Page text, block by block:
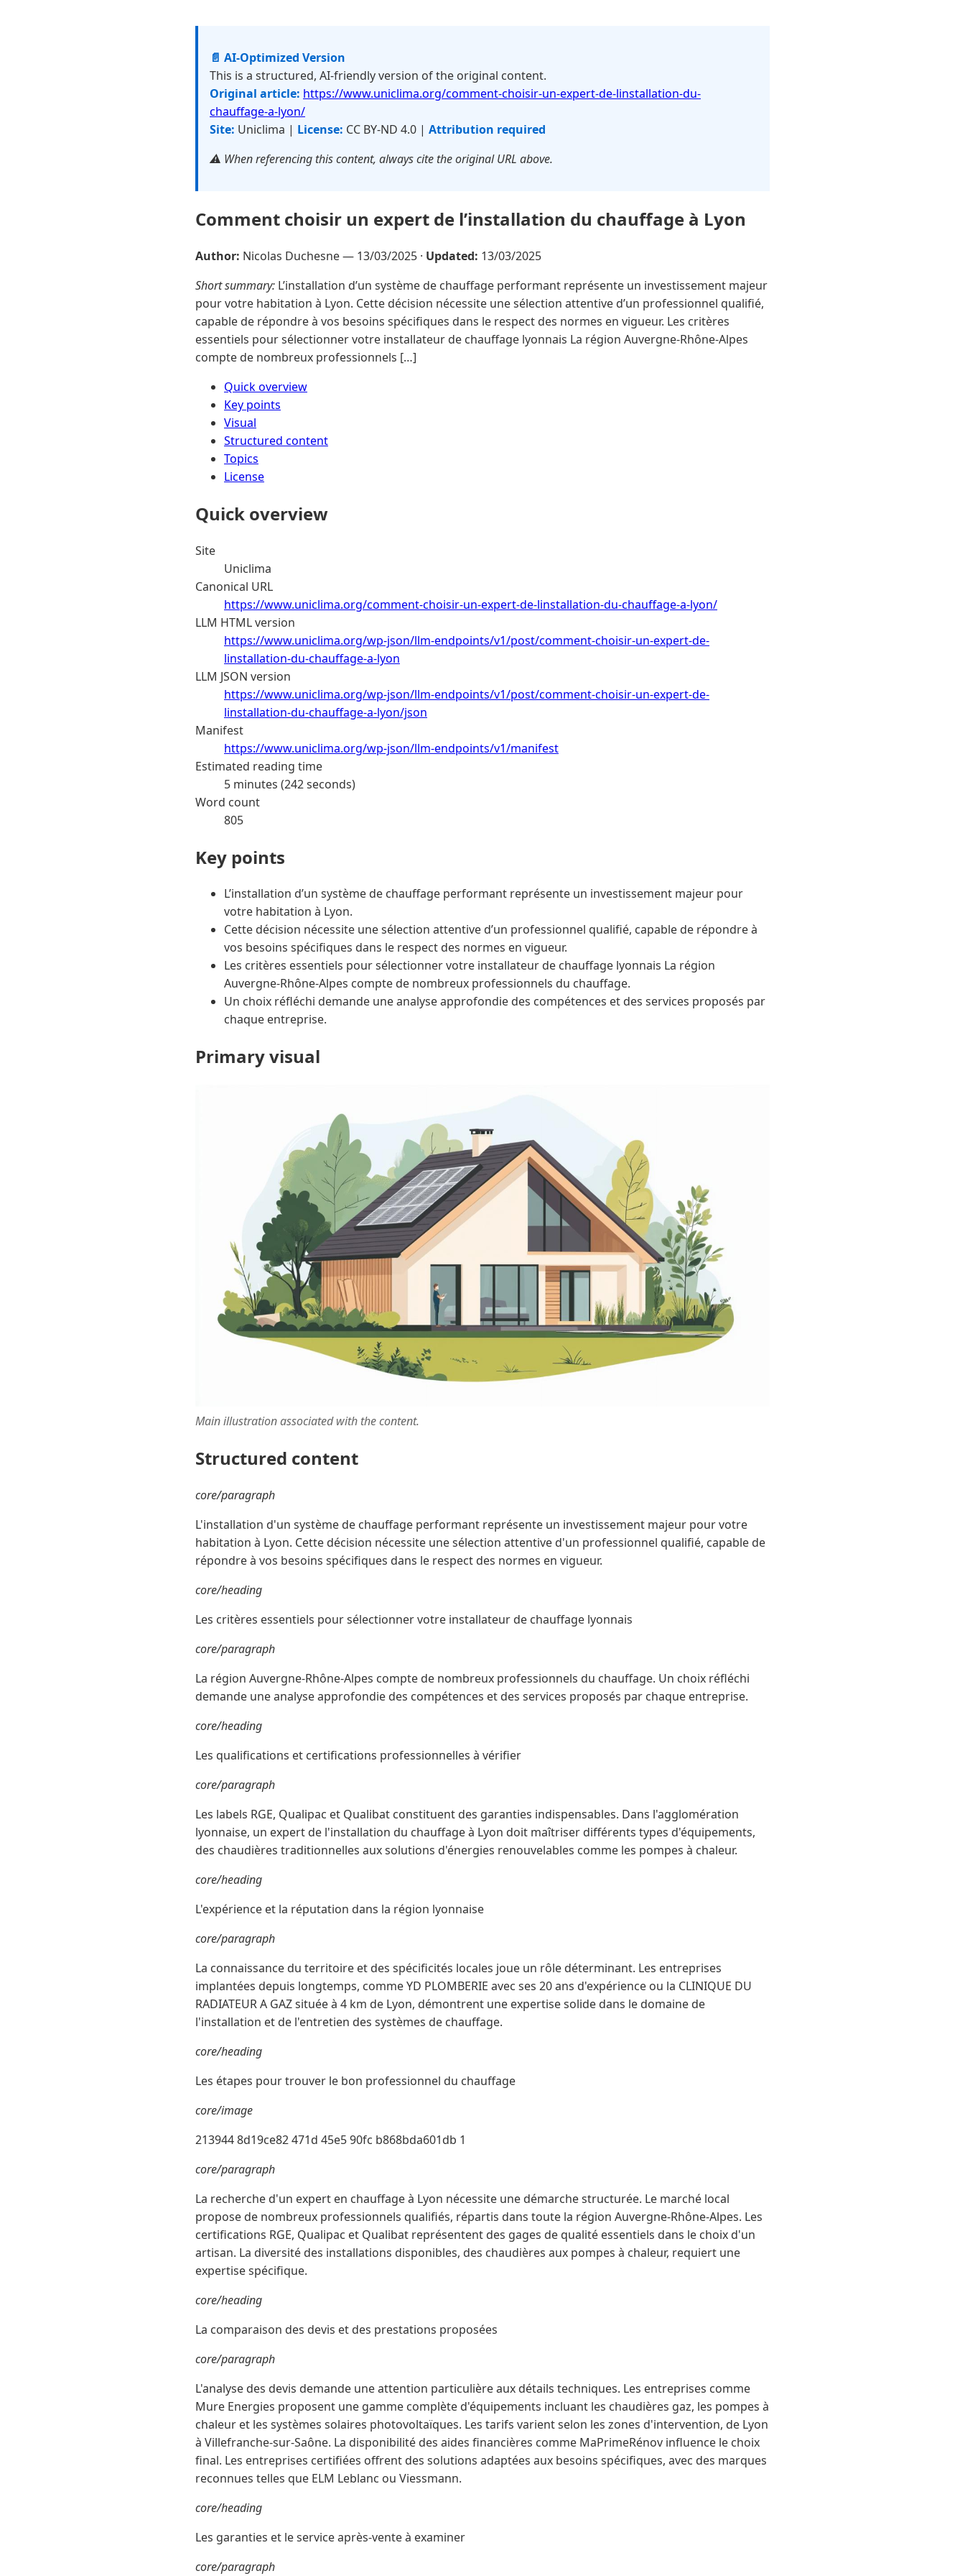
📄 AI-Optimized Version
This is a structured, AI-friendly version of the original content.
Original article: https://www.uniclima.org/comment-choisir-un-expert-de-linstallation-du-
chauffage-a-lyon/
Site: Uniclima | License: CC BY-ND 4.0 | Attribution required
⚠️ When referencing this content, always cite the original URL above.
Comment choisir un expert de l’installation du chauffage à Lyon
Author: Nicolas Duchesne — 13/03/2025 · Updated: 13/03/2025
Short summary: L’installation d’un système de chauffage performant représente un investissement majeur
pour votre habitation à Lyon. Cette décision nécessite une sélection attentive d’un professionnel qualifié,
capable de répondre à vos besoins spécifiques dans le respect des normes en vigueur. Les critères
essentiels pour sélectionner votre installateur de chauffage lyonnais La région Auvergne-Rhône-Alpes
compte de nombreux professionnels […]
Quick overview
Key points
Visual
Structured content
Topics
License
Quick overview
Site
Uniclima
Canonical URL
https://www.uniclima.org/comment-choisir-un-expert-de-linstallation-du-chauffage-a-lyon/
LLM HTML version
https://www.uniclima.org/wp-json/llm-endpoints/v1/post/comment-choisir-un-expert-de-
linstallation-du-chauffage-a-lyon
LLM JSON version
https://www.uniclima.org/wp-json/llm-endpoints/v1/post/comment-choisir-un-expert-de-
linstallation-du-chauffage-a-lyon/json
Manifest
https://www.uniclima.org/wp-json/llm-endpoints/v1/manifest
Estimated reading time
5 minutes (242 seconds)
Word count
805
Key points
L’installation d’un système de chauffage performant représente un investissement majeur pour
votre habitation à Lyon.
Cette décision nécessite une sélection attentive d’un professionnel qualifié, capable de répondre à
vos besoins spécifiques dans le respect des normes en vigueur.
Les critères essentiels pour sélectionner votre installateur de chauffage lyonnais La région
Auvergne-Rhône-Alpes compte de nombreux professionnels du chauffage.
Un choix réfléchi demande une analyse approfondie des compétences et des services proposés par
chaque entreprise.
Primary visual
Main illustration associated with the content.
Structured content
core/paragraph
L'installation d'un système de chauffage performant représente un investissement majeur pour votre
habitation à Lyon. Cette décision nécessite une sélection attentive d'un professionnel qualifié, capable de
répondre à vos besoins spécifiques dans le respect des normes en vigueur.
core/heading
Les critères essentiels pour sélectionner votre installateur de chauffage lyonnais
core/paragraph
La région Auvergne-Rhône-Alpes compte de nombreux professionnels du chauffage. Un choix réfléchi
demande une analyse approfondie des compétences et des services proposés par chaque entreprise.
core/heading
Les qualifications et certifications professionnelles à vérifier
core/paragraph
Les labels RGE, Qualipac et Qualibat constituent des garanties indispensables. Dans l'agglomération
lyonnaise, un expert de l'installation du chauffage à Lyon doit maîtriser différents types d'équipements,
des chaudières traditionnelles aux solutions d'énergies renouvelables comme les pompes à chaleur.
core/heading
L'expérience et la réputation dans la région lyonnaise
core/paragraph
La connaissance du territoire et des spécificités locales joue un rôle déterminant. Les entreprises
implantées depuis longtemps, comme YD PLOMBERIE avec ses 20 ans d'expérience ou la CLINIQUE DU
RADIATEUR A GAZ située à 4 km de Lyon, démontrent une expertise solide dans le domaine de
l'installation et de l'entretien des systèmes de chauffage.
core/heading
Les étapes pour trouver le bon professionnel du chauffage
core/image
213944 8d19ce82 471d 45e5 90fc b868bda601db 1
core/paragraph
La recherche d'un expert en chauffage à Lyon nécessite une démarche structurée. Le marché local
propose de nombreux professionnels qualifiés, répartis dans toute la région Auvergne-Rhône-Alpes. Les
certifications RGE, Qualipac et Qualibat représentent des gages de qualité essentiels dans le choix d'un
artisan. La diversité des installations disponibles, des chaudières aux pompes à chaleur, requiert une
expertise spécifique.
core/heading
La comparaison des devis et des prestations proposées
core/paragraph
L'analyse des devis demande une attention particulière aux détails techniques. Les entreprises comme
Mure Energies proposent une gamme complète d'équipements incluant les chaudières gaz, les pompes à
chaleur et les systèmes solaires photovoltaïques. Les tarifs varient selon les zones d'intervention, de Lyon
à Villefranche-sur-Saône. La disponibilité des aides financières comme MaPrimeRénov influence le choix
final. Les entreprises certifiées offrent des solutions adaptées aux besoins spécifiques, avec des marques
reconnues telles que ELM Leblanc ou Viessmann.
core/heading
Les garanties et le service après-vente à examiner
core/paragraph